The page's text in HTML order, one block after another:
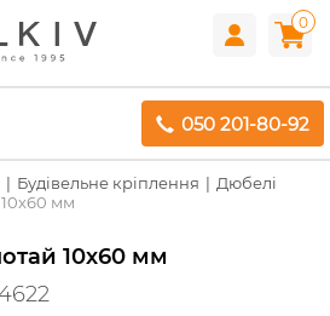
0
050 201-80-92
Будівельне кріплення
Дюбелі
мм
10х60 мм